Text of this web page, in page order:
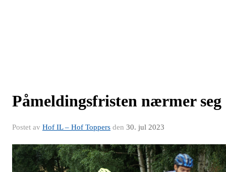
Påmeldingsfristen nærmer seg
Postet av Hof IL – Hof Toppers den 30. jul 2023